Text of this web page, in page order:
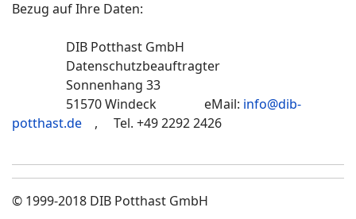
Bezug auf Ihre Daten:
DIB Potthast GmbH
Datenschutzbeauftragter
Sonnenhang 33
51570 Windeck eMail: info@dib-
potthast.de , Tel. +49 2292 2426
© 1999-2018 DIB Potthast GmbH